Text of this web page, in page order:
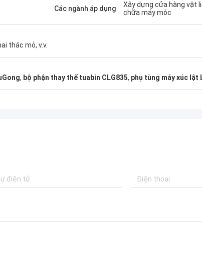
Các ngành áp dụng
Xây dựng cửa hàng vật
chữa máy móc
thác mỏ, v.v.
, bộ phận thay thế tuabin CLG835, phụ tùng máy xúc lật